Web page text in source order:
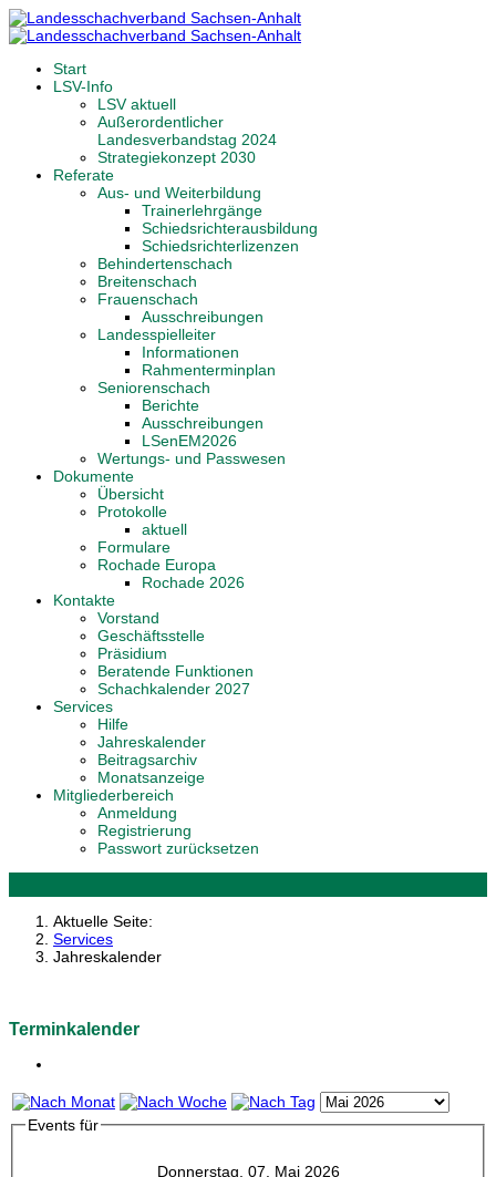
Start
LSV-Info
LSV aktuell
Außerordentlicher
Landesverbandstag 2024
Strategiekonzept 2030
Referate
Aus- und Weiterbildung
Trainerlehrgänge
Schiedsrichterausbildung
Schiedsrichterlizenzen
Behindertenschach
Breitenschach
Frauenschach
Ausschreibungen
Landesspielleiter
Informationen
Rahmenterminplan
Seniorenschach
Berichte
Ausschreibungen
LSenEM2026
Wertungs- und Passwesen
Dokumente
Übersicht
Protokolle
aktuell
Formulare
Rochade Europa
Rochade 2026
Kontakte
Vorstand
Geschäftsstelle
Präsidium
Beratende Funktionen
Schachkalender 2027
Services
Hilfe
Jahreskalender
Beitragsarchiv
Monatsanzeige
Mitgliederbereich
Anmeldung
Registrierung
Passwort zurücksetzen
Aktuelle Seite:
Services
Jahreskalender
Terminkalender
Events für
Donnerstag, 07. Mai 2026